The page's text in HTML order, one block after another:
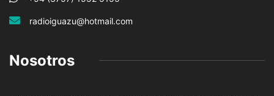
radioiguazu@hotmail.com
Nosotros